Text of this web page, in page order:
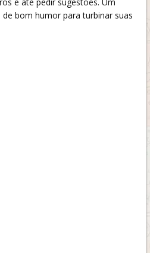
bom humor para turbinar suas